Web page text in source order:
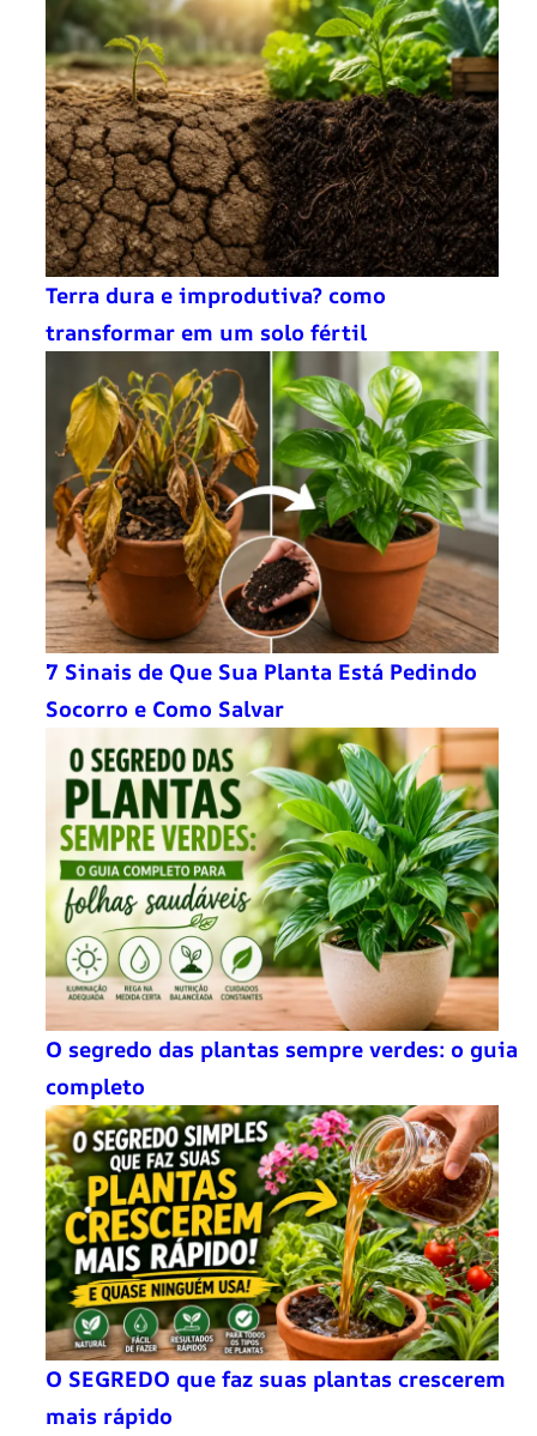
Terra dura e improdutiva? como
transformar em um solo fértil
7 Sinais de Que Sua Planta Está Pedindo
Socorro e Como Salvar
O segredo das plantas sempre verdes: o guia
completo
O SEGREDO que faz suas plantas crescerem
mais rápido